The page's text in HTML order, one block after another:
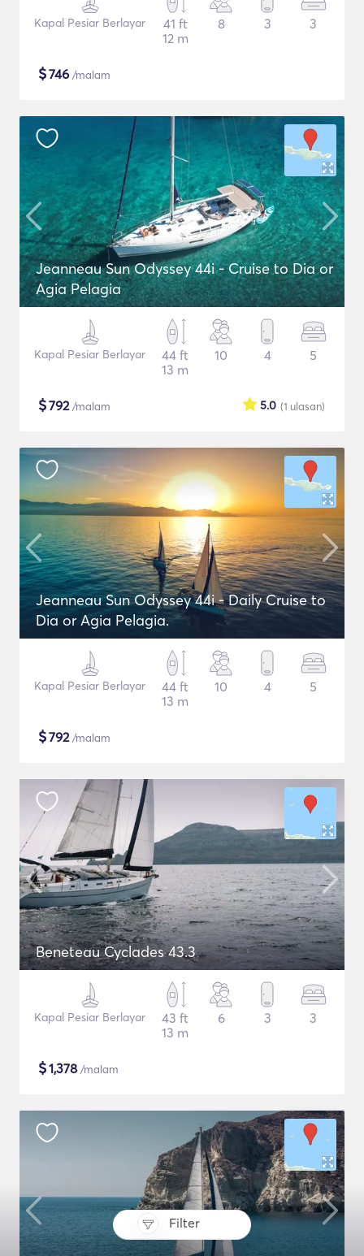
Filter
Kapal Pesiar Berlayar
41 ft
12 m
8 3 3
$746 /malam
Jeanneau Sun Odyssey 44i - Cruise to Dia or
Agia Pelagia
Kapal Pesiar Berlayar
44 ft
13 m
10 4 5
$792/malam (1 ulasan)
5.0
Jeanneau Sun Odyssey 44i - Daily Cruise to
Dia or Agia Pelagia.
Kapal Pesiar Berlayar
44 ft
13 m
10 4 5
$792/malam
Beneteau Cyclades 43.3
Kapal Pesiar Berlayar
43 ft
13 m
6 3 3
$1,378 /malam